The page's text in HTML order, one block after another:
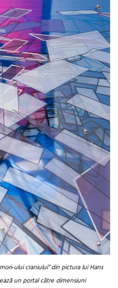
craniului” din pictura lui Hans
un portal către dimensiuni